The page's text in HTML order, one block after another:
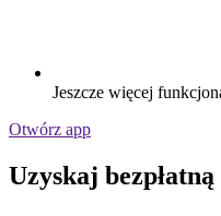
Jeszcze więcej
Otwórz app
Uzyskaj